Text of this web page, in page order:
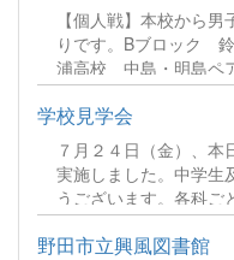
【個人戦】本校から
りです。Bブロック
浦高校 中島・明島
校 宮野・古川ペア
田・鯉渕ペア 4-0４
ペア 4-2（準決勝）
山ペア 1-4（決勝）
学校見学会
７月２４日（金）、
実施しました。中学生
うございます。各科ご
ご紹介します。食品
野田市立興風図書館